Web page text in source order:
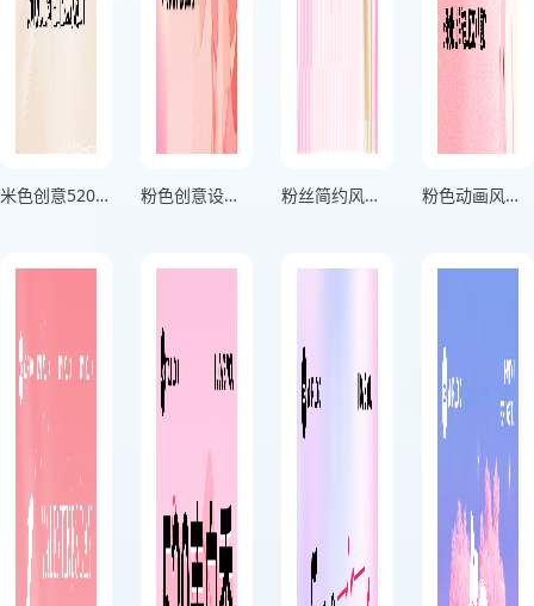
米色创意520精品玫瑰情人节海报 粉色创意设计520甜蜜来情人节海报 粉丝简约风方格甜蜜爱恋情人节海报 粉色动画风鲜花优惠促销情人节海报